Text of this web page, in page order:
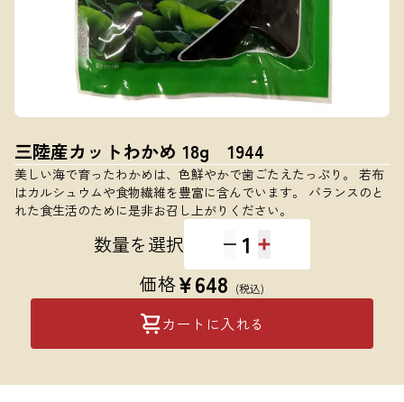
三陸産カットわかめ 18g 1944
美しい海で育ったわかめは、色鮮やかで歯ごたえたっぷり。 若布
はカルシュウムや食物繊維を豊富に含んでいます。 バランスのと
れた食生活のために是非お召し上がりください。
数量を選択 1
価格¥648 (税込)
カートに入れる